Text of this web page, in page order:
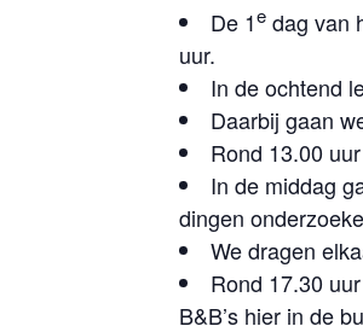
De 1e dag van
uur.
In de ochtend
Daarbij gaan
Rond 13.00
In de middag
dingen
We dragen
Rond 17.30
B&B’s hier in de